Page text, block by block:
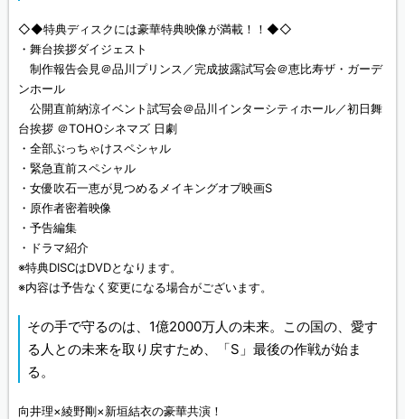
◇◆特典ディスクには豪華特典映像が満載！！◆◇
・舞台挨拶ダイジェスト
制作報告会見＠品川プリンス／完成披露試写会＠恵比寿ザ・ガーデ
ンホール
公開直前納涼イベント試写会＠品川インターシティホール／初日舞
台挨拶 ＠TOHOシネマズ 日劇
・全部ぶっちゃけスペシャル
・緊急直前スペシャル
・女優吹石一恵が見つめるメイキングオブ映画S
・原作者密着映像
・予告編集
・ドラマ紹介
※特典DISCはDVDとなります。
※内容は予告なく変更になる場合がございます。
その手で守るのは、1億2000万人の未来。この国の、愛す
る人との未来を取り戻すため、「S」最後の作戦が始ま
る。
向井理×綾野剛×新垣結衣の豪華共演！